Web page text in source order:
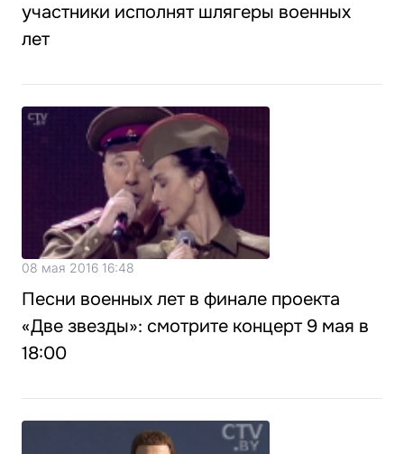
участники исполнят шлягеры военных
лет
08 мая 2016 16:48
Песни военных лет в финале проекта
«Две звезды»: смотрите концерт 9 мая в
18:00